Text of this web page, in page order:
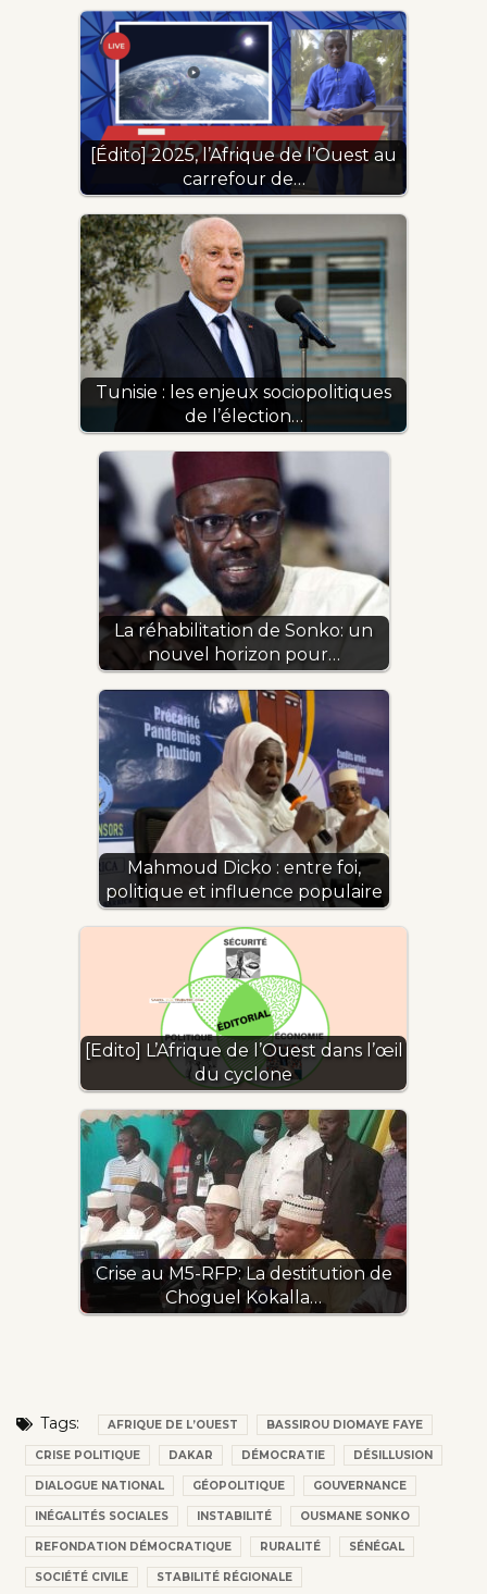
[Édito] 2025, l’Afrique de l’Ouest au
carrefour de…
Tunisie : les enjeux sociopolitiques
de l’élection…
La réhabilitation de Sonko: un
nouvel horizon pour…
Mahmoud Dicko : entre foi,
politique et influence populaire
[Edito] L’Afrique de l’Ouest dans l’œil
du cyclone
Crise au M5-RFP: La destitution de
Choguel Kokalla…
Tags: AFRIQUE DE L’OUEST BASSIROU DIOMAYE FAYE
CRISE POLITIQUE DAKAR DÉMOCRATIE DÉSILLUSION
DIALOGUE NATIONAL GÉOPOLITIQUE GOUVERNANCE
INÉGALITÉS SOCIALES INSTABILITÉ OUSMANE SONKO
REFONDATION DÉMOCRATIQUE RURALITÉ SÉNÉGAL
SOCIÉTÉ CIVILE STABILITÉ RÉGIONALE